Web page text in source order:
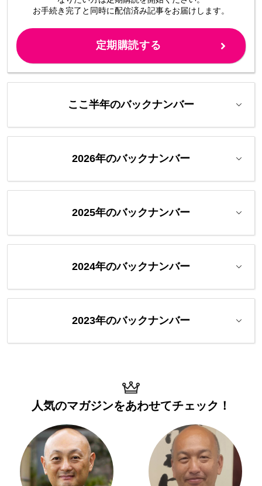
お手続き完了と同時に配信済み記事をお届けします。
定期購読する
ここ半年のバックナンバー
2026年のバックナンバー
2025年のバックナンバー
2024年のバックナンバー
2023年のバックナンバー
人気のマガジンをあわせてチェック！